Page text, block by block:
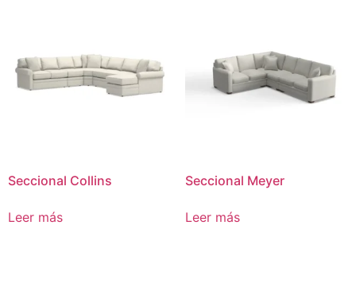
Seccional Collins
Leer más
Seccional Meyer
Leer más